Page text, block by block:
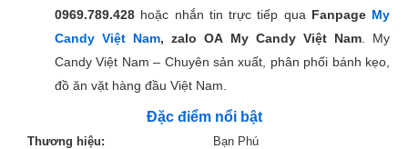
0969.789.428 hoặc nhắn tin trực tiếp qua Fanpage My
Candy Việt Nam, zalo OA My Candy Việt Nam. My
Candy Việt Nam – Chuyên sản xuất, phân phối bánh kẹo,
đồ ăn vặt hàng đầu Việt Nam.
Đặc điểm nổi bật
Thương hiệu: Bạn Phú